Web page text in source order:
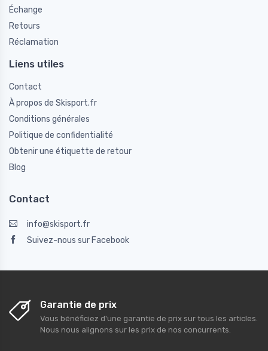
Échange
Retours
Réclamation
Liens utiles
Contact
À propos de Skisport.fr
Conditions générales
Politique de confidentialité
Obtenir une étiquette de retour
Blog
Contact
info@skisport.fr
Suivez-nous sur Facebook
Garantie de prix
Vous bénéficiez d'une garantie de prix sur tous les articles.
Nous nous alignons sur les prix de nos concurrents.